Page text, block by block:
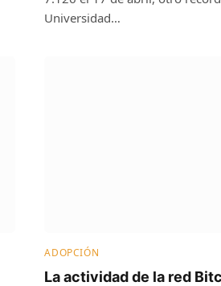
Universidad…
ADOPCIÓN
La actividad de la red